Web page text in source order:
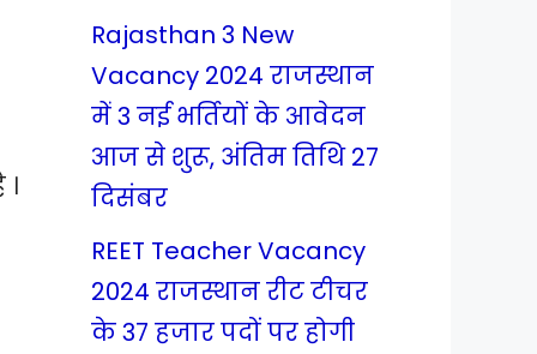
Rajasthan 3 New
Vacancy 2024 राजस्थान
में 3 नई भर्तियों के आवेदन
आज से शुरू, अंतिम तिथि 27
दिसंबर
REET Teacher Vacancy
2024 राजस्थान रीट टीचर
के 37 हजार पदों पर होगी